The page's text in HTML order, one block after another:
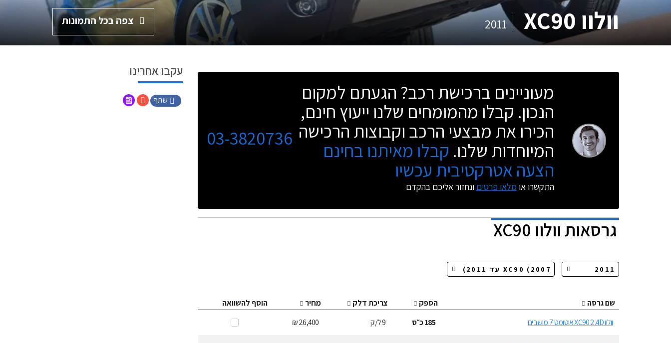
וולוו XC90 2011 צפה בכל התמונות
מעוניינים ברכישת רכב? הגעתם למקום
הנכון. קבלו מהמומחים שלנו ייעוץ חינם,
הכירו את מבצעי הרכב וקבוצות הרכישה
המיוחדות שלנו. קבלו מאיתנו בחינם
הצעה אטרקטיבית עכשיו
התקשרו או מלאו פרטים ונחזור אליכם בהקדם
03-3820736
גרסאותוולוו XC90
שם גרסה הספק צריכת דלק מחיר
הוסף להשוואה
וולוו XC90 2.4D אוטומט 7 מושבים
185כ״ס 9ל/ק 26,400 ₪
עקבו אחרינו
שתף